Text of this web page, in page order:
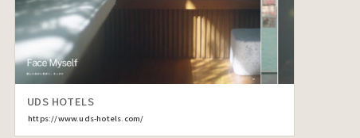
UDS HOTELS
https://www.uds-hotels.com/